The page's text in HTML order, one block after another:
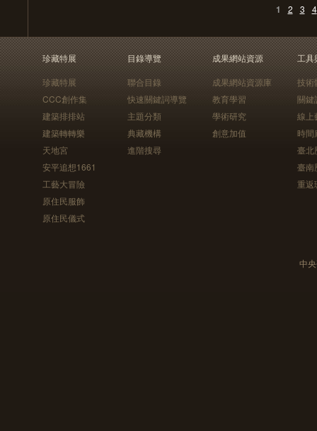
1 2 3 4
珍藏特展
珍藏特展
CCC創作集
建築排排站
建築轉轉樂
天地宮
安平追想1661
工藝大冒險
原住民服飾
原住民儀式
目錄導覽
聯合目錄
快速關鍵詞導覽
主題分類
典藏機構
進階搜尋
成果網站資源
成果網站資源庫
教育學習
學術研究
創意加值
工具
技術
關鍵
線上
時間
臺北
臺南
重返
中